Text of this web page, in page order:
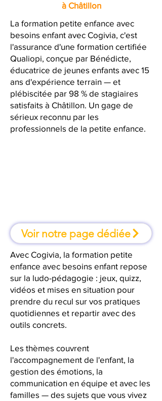
à Châtillon
La formation petite enfance avec
besoins enfant avec Cogivia, c'est
l'assurance d'une formation certifiée
Qualiopi, conçue par Bénédicte,
éducatrice de jeunes enfants avec 15
ans d'expérience terrain — et
plébiscitée par 98 % de stagiaires
satisfaits à Châtillon. Un gage de
sérieux reconnu par les
professionnels de la petite enfance.
Voir notre page dédiée
Avec Cogivia, la formation petite
enfance avec besoins enfant repose
sur la ludo-pédagogie : jeux, quizz,
vidéos et mises en situation pour
prendre du recul sur vos pratiques
quotidiennes et repartir avec des
outils concrets.
Les thèmes couvrent
l'accompagnement de l'enfant, la
gestion des émotions, la
communication en équipe et avec les
familles — des sujets que vous vivez